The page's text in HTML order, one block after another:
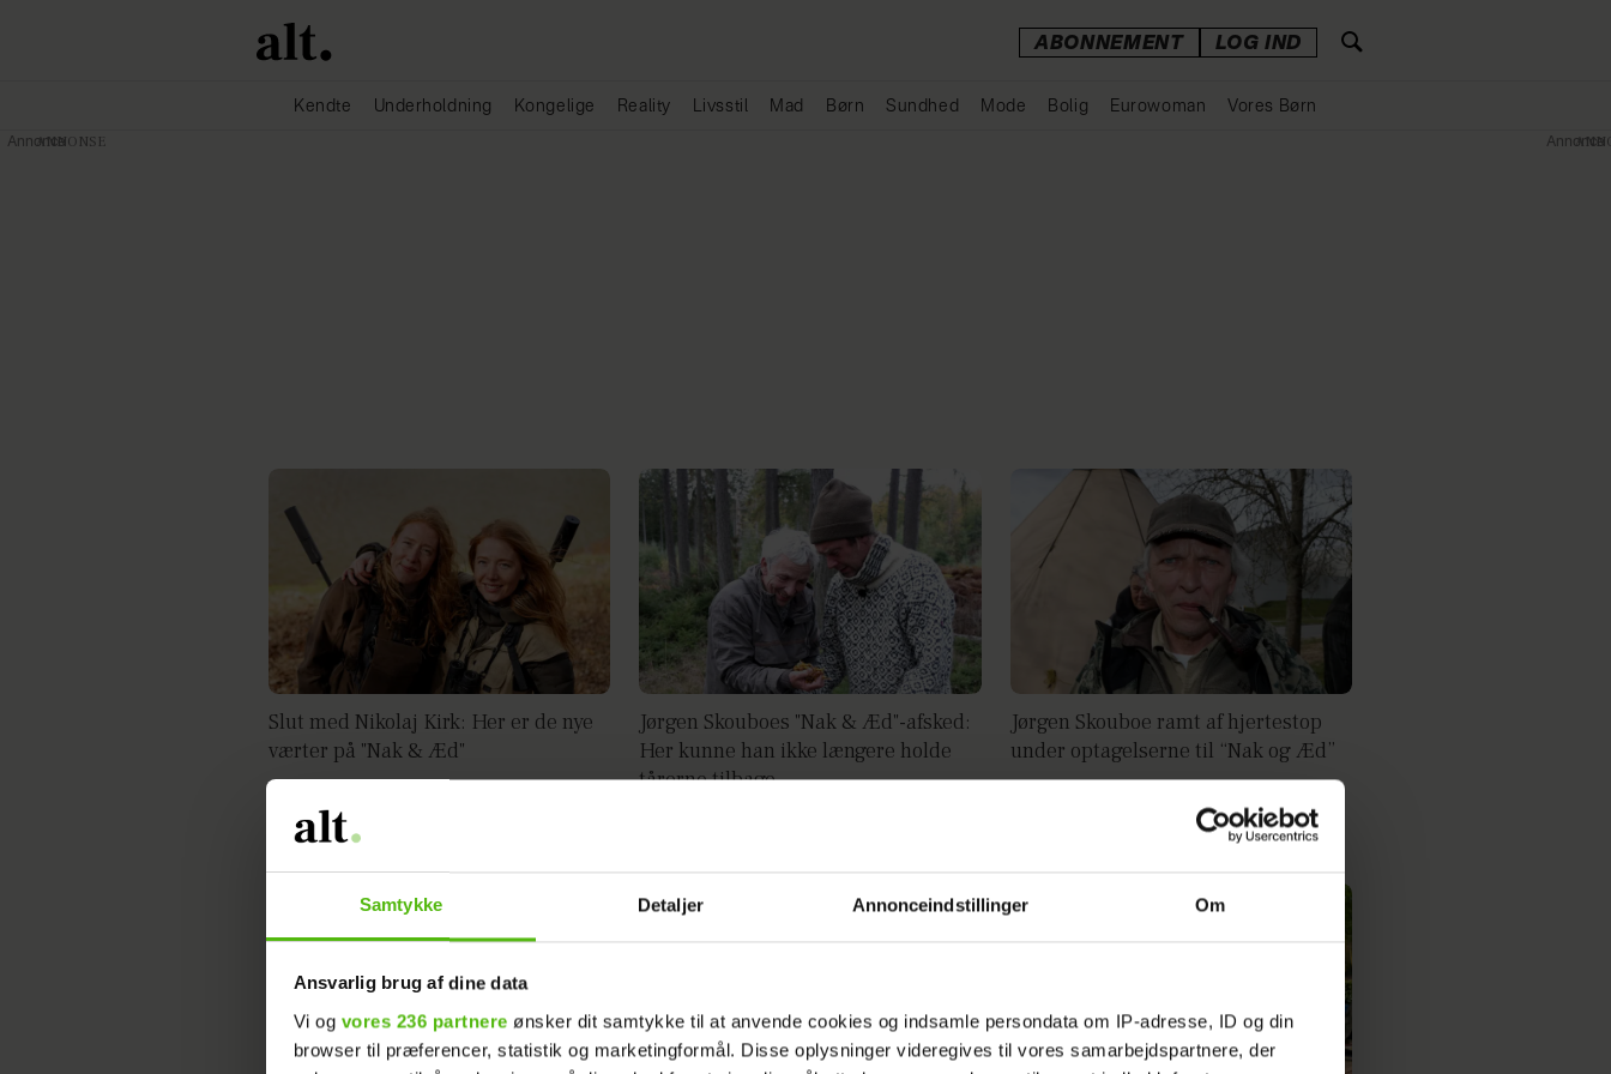
Samtykke Detaljer Annonceindstillinger Om
Ansvarlig brug af dine data
Vi og vores 236 partnere ønsker dit samtykke til at anvende cookies og indsamle persondata om IP-adresse, ID og din
browser til præferencer, statistik og marketingformål. Disse oplysninger videregives til vores samarbejdspartnere, der
ABONNEMENT LOG IND
Kendte Underholdning Kongelige Reality Livsstil Mad Børn Sundhed Mode Bolig Eurowoman Vores Børn
Slut med Nikolaj Kirk: Her er de nye
værter på "Nak & Æd"
Jørgen Skouboes "Nak & Æd"-afsked:
Her kunne han ikke længere holde
tårerne tilbage
Jørgen Skouboe ramt af hjertestop
under optagelserne til “Nak og Æd”
Annonce Annonce